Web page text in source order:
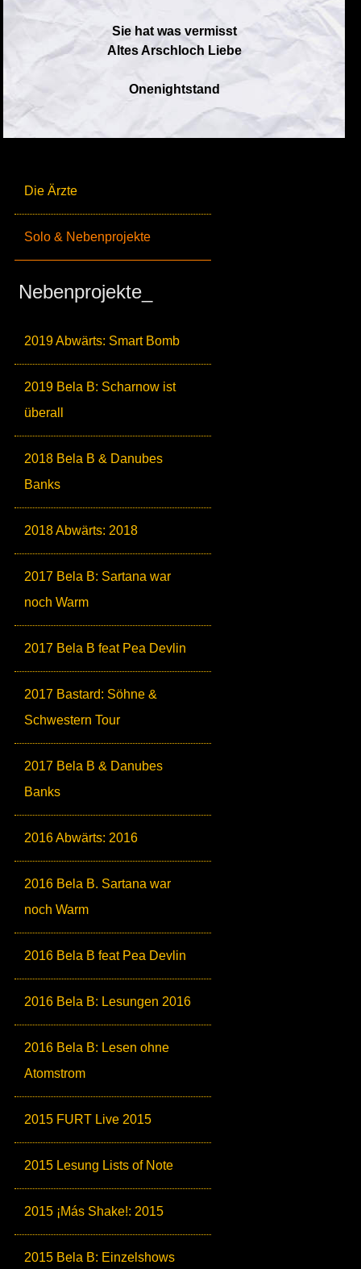
Die Ärzte
Solo & Nebenprojekte
Nebenprojekte_
2019 Abwärts: Smart Bomb
2019 Bela B: Scharnow ist
überall
2018 Bela B & Danubes
Banks
2018 Abwärts: 2018
2017 Bela B: Sartana war
noch Warm
2017 Bela B feat Pea Devlin
2017 Bastard: Söhne &
Schwestern Tour
2017 Bela B & Danubes
Banks
2016 Abwärts: 2016
2016 Bela B. Sartana war
noch Warm
2016 Bela B feat Pea Devlin
2016 Bela B: Lesungen 2016
2016 Bela B: Lesen ohne
Atomstrom
2015 FURT Live 2015
2015 Lesung Lists of Note
2015 ¡Más Shake!: 2015
2015 Bela B: Einzelshows
Sie hat was vermisst
Altes Arschloch Liebe
Onenightstand